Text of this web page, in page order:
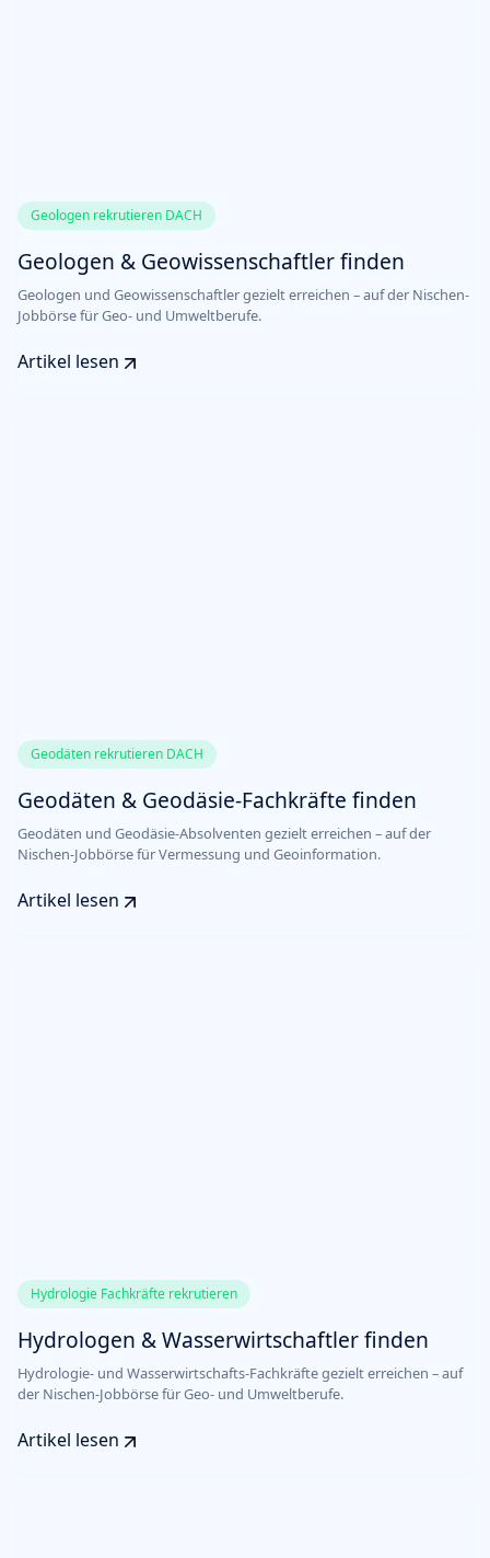
Geologen rekrutieren DACH
Geologen & Geowissenschaftler finden
Geologen und Geowissenschaftler gezielt erreichen – auf der Nischen-
Jobbörse für Geo- und Umweltberufe.
Artikel lesen
Geodäten rekrutieren DACH
Geodäten & Geodäsie-Fachkräfte finden
Geodäten und Geodäsie-Absolventen gezielt erreichen – auf der
Nischen-Jobbörse für Vermessung und Geoinformation.
Artikel lesen
Hydrologie Fachkräfte rekrutieren
Hydrologen & Wasserwirtschaftler finden
Hydrologie- und Wasserwirtschafts-Fachkräfte gezielt erreichen – auf
der Nischen-Jobbörse für Geo- und Umweltberufe.
Artikel lesen